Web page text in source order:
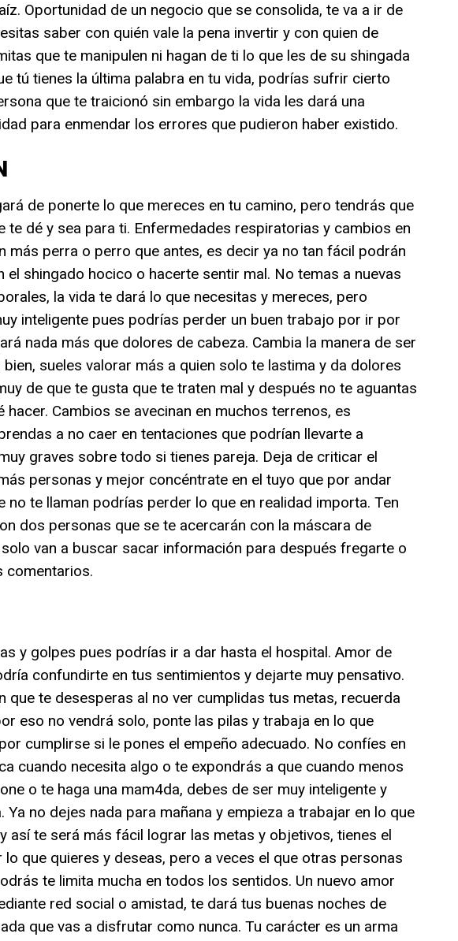
Oportunidad de un negocio que se consolida, te va a ir de
saber con quién vale la pena invertir y con quien de
que te manipulen ni hagan de ti lo que les de su shingada
tú tienes la última palabra en tu vida, podrías sufrir cierto
que te traicionó sin embargo la vida les dará una
para enmendar los errores que pudieron haber existido.
de ponerte lo que mereces en tu camino, pero tendrás que
te dé y sea para ti. Enfermedades respiratorias y cambios en
más perra o perro que antes, es decir ya no tan fácil podrán
el shingado hocico o hacerte sentir mal. No temas a nuevas
la vida te dará lo que necesitas y mereces, pero
inteligente pues podrías perder un buen trabajo por ir por
nada más que dolores de cabeza. Cambia la manera de ser
sueles valorar más a quien solo te lastima y da dolores
de que te gusta que te traten mal y después no te aguantas
hacer. Cambios se avecinan en muchos terrenos, es
a no caer en tentaciones que podrían llevarte a
graves sobre todo si tienes pareja. Deja de criticar el
personas y mejor concéntrate en el tuyo que por andar
no te llaman podrías perder lo que en realidad importa. Ten
dos personas que se te acercarán con la máscara de
van a buscar sacar información para después fregarte o
comentarios.
y golpes pues podrías ir a dar hasta el hospital. Amor de
confundirte en tus sentimientos y dejarte muy pensativo.
que te desesperas al no ver cumplidas tus metas, recuerda
eso no vendrá solo, ponte las pilas y trabaja en lo que
cumplirse si le pones el empeño adecuado. No confíes en
cuando necesita algo o te expondrás a que cuando menos
o te haga una mam4da, debes de ser muy inteligente y
Ya no dejes nada para mañana y empieza a trabajar en lo que
así te será más fácil lograr las metas y objetivos, tienes el
que quieres y deseas, pero a veces el que otras personas
te limita mucha en todos los sentidos. Un nuevo amor
red social o amistad, te dará tus buenas noches de
que vas a disfrutar como nunca. Tu carácter es un arma